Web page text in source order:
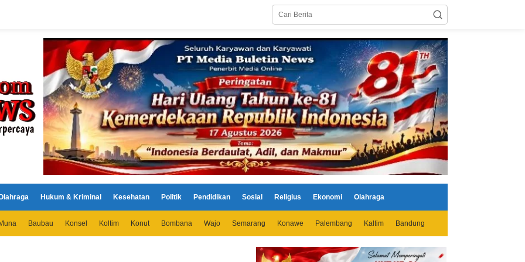
Hukum & Kriminal Kesehatan Politik Pendidikan Sosial Religius Ekonomi Olahraga
Baubau Konsel Koltim Konut Bombana Wajo Semarang Konawe Palembang Kaltim Bandung